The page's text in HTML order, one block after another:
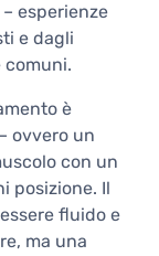
esperienze
e dagli
comuni.
è
– ovvero un
con un
posizione. Il
fluido e
ma una